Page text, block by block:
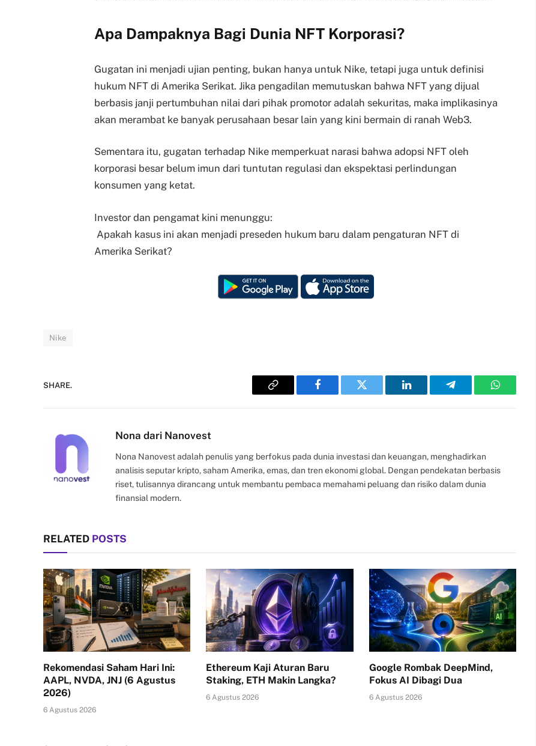
Apa Dampaknya Bagi Dunia NFT Korporasi?
Gugatan ini menjadi ujian penting, bukan hanya untuk Nike, tetapi juga untuk definisi
hukum NFT di Amerika Serikat. Jika pengadilan memutuskan bahwa NFT yang dijual
berbasis janji pertumbuhan nilai dari pihak promotor adalah sekuritas, maka implikasinya
akan merambat ke banyak perusahaan besar lain yang kini bermain di ranah Web3.
Sementara itu, gugatan terhadap Nike memperkuat narasi bahwa adopsi NFT oleh
korporasi besar belum imun dari tuntutan regulasi dan ekspektasi perlindungan
konsumen yang ketat.
Investor dan pengamat kini menunggu:
Apakah kasus ini akan menjadi preseden hukum baru dalam pengaturan NFT di
Amerika Serikat?
Nike
SHARE.
Copy
Facebook Twitter LinkedIn Telegram WhatsApp
Nona dari Nanovest
Nona Nanovest adalah penulis yang berfokus pada dunia investasi dan keuangan, menghadirkan
analisis seputar kripto, saham Amerika, emas, dan tren ekonomi global. Dengan pendekatan berbasis
riset, tulisannya dirancang untuk membantu pembaca memahami peluang dan risiko dalam dunia
finansial modern.
RELATED POSTS
Rekomendasi Saham Hari Ini:
AAPL, NVDA, JNJ (6 Agustus
2026)
6 Agustus 2026
Ethereum Kaji Aturan Baru
Staking, ETH Makin Langka?
6 Agustus 2026
Google Rombak DeepMind,
Fokus AI Dibagi Dua
6 Agustus 2026